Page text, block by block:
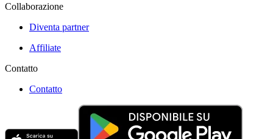
Collaborazione
Diventa partner
Affiliate
Contatto
Contatto